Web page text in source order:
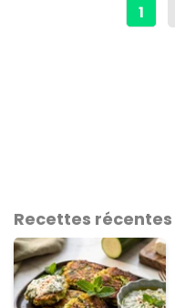
1
Recettes récentes